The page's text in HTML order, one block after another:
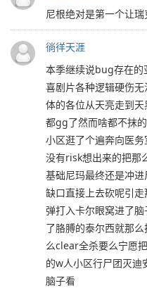
尼根绝对是第一个让
徜徉天涯
本季继续说bug存在的
喜剧片各种逻辑硬伤
体的各位从天亮走到
都gg了然而啥都不抹
小区逛了个遍奔向医
没有risk想出来的把那
基础尼玛最终还是冲
缺口直接上去砍呢引
弹打入卡尔眼窝进了
了胳膊的泰尔西就那
么clear全杀要么宁愿
的w人小区行尸团灭迪
脑子看